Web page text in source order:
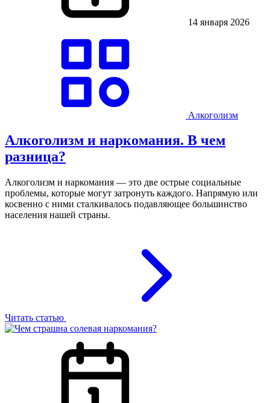
14 января 2026
Алкоголизм
Алкоголизм и наркомания. В чем
разница?
Алкоголизм и наркомания — это две острые социальные
проблемы, которые могут затронуть каждого. Напрямую или
косвенно с ними сталкивалось подавляющее большинство
населения нашей страны.
Читать статью